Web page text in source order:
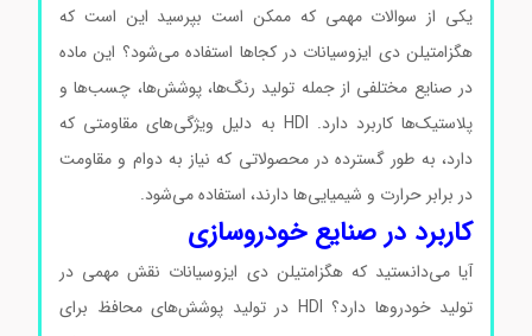
یکی از سوالات مهمی که ممکن است بپرسید این است که
هگزامتیلن دی ایزوسیانات در کجاها استفاده می‌شود؟ این ماده
در صنایع مختلفی از جمله تولید رنگ‌ها، پوشش‌ها، چسب‌ها و
پلاستیک‌ها کاربرد دارد. HDI به دلیل ویژگی‌های مقاومتی که
دارد، به طور گسترده در محصولاتی که نیاز به دوام و مقاومت
در برابر حرارت و شیمیایی‌ها دارند، استفاده می‌شود.
کاربرد در صنایع خودروسازی
آیا می‌دانستید که هگزامتیلن دی ایزوسیانات نقش مهمی در
تولید خودروها دارد؟ HDI در تولید پوشش‌های محافظ برای